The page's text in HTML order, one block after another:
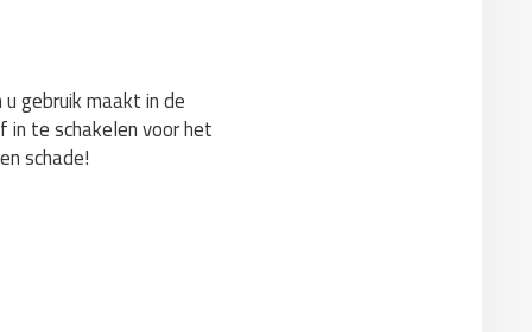
gebruik maakt in de
in te schakelen voor het
schade!